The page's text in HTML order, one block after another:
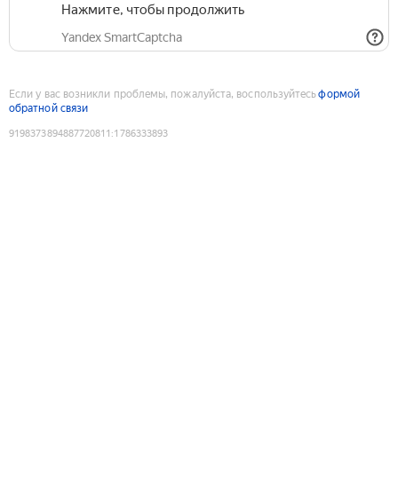
Нажмите, чтобы продолжить
Yandex SmartCaptcha
Если у вас возникли проблемы, пожалуйста, воспользуйтесьформой
обратной связи
9198373894887720811 :1786333893